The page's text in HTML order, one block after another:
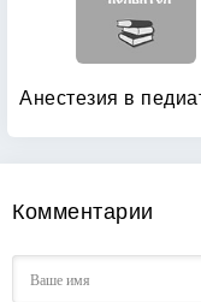
Комментарии